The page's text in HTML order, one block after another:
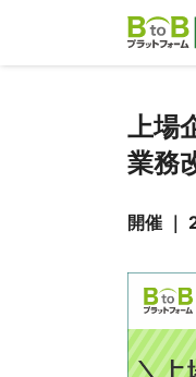
上場
業務
開催 ｜